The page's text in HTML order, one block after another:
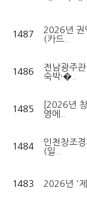
1487
2026년 권
(카드..
1486
전남광주
숙박·�..
1485
[2026년
영에..
1484
인천창조경
(일..
1483 2026년 '